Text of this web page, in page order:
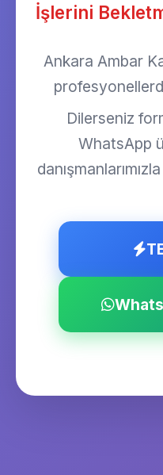
İşlerini
Ankara Ambar
Dilerseniz
WhatsApp